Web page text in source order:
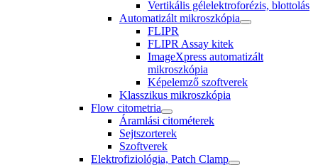
Vertikális gélelektroforézis, blottolás
Automatizált mikroszkópia
FLIPR
FLIPR Assay kitek
ImageXpress automatizált
mikroszkópia
Képelemző szoftverek
Klasszikus mikroszkópia
Flow citometria
Áramlási citométerek
Sejtszorterek
Szoftverek
Elektrofiziológia, Patch Clamp